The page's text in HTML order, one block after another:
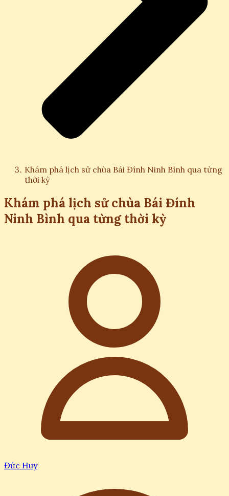
Khám phá lịch sử chùa Bái Đính Ninh Bình qua từng
thời kỳ
Khám phá lịch sử chùa Bái Đính
Ninh Bình qua từng thời kỳ
Đức Huy